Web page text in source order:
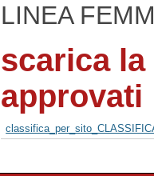
LINEA
scarica
approvati